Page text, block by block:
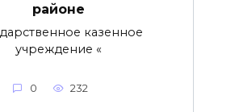
районе
казенное
учреждение «
0 232